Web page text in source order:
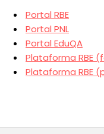
Portal RBE
Portal PNL
Portal EduQA
Plataforma RBE
Plataforma RBE